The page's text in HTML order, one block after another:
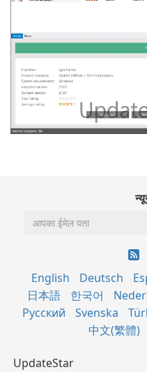
English Deutsch
日本語
한국어
Русский
Svenska
中文(繁體)
UpdateStar